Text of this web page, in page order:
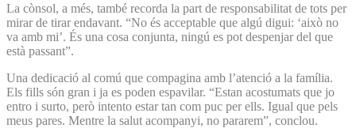
La cònsol, a més, també recorda la part de responsabilitat de tots per
mirar de tirar endavant. “No és acceptable que algú digui: ‘això no
va amb mi’. És una cosa conjunta, ningú es pot despenjar del que
està passant”.
Una dedicació al comú que compagina amb l’atenció a la família.
Els fills són gran i ja es poden espavilar. “Estan acostumats que jo
entro i surto, però intento estar tan com puc per ells. Igual que pels
meus pares. Mentre la salut acompanyi, no pararem”, conclou.